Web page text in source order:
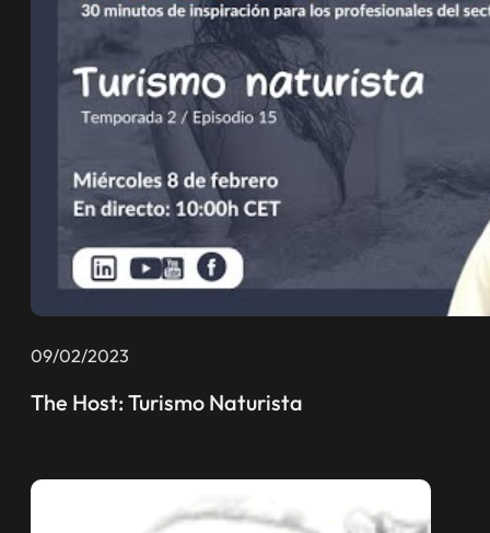
09/02/2023
The Host: Turismo Naturista